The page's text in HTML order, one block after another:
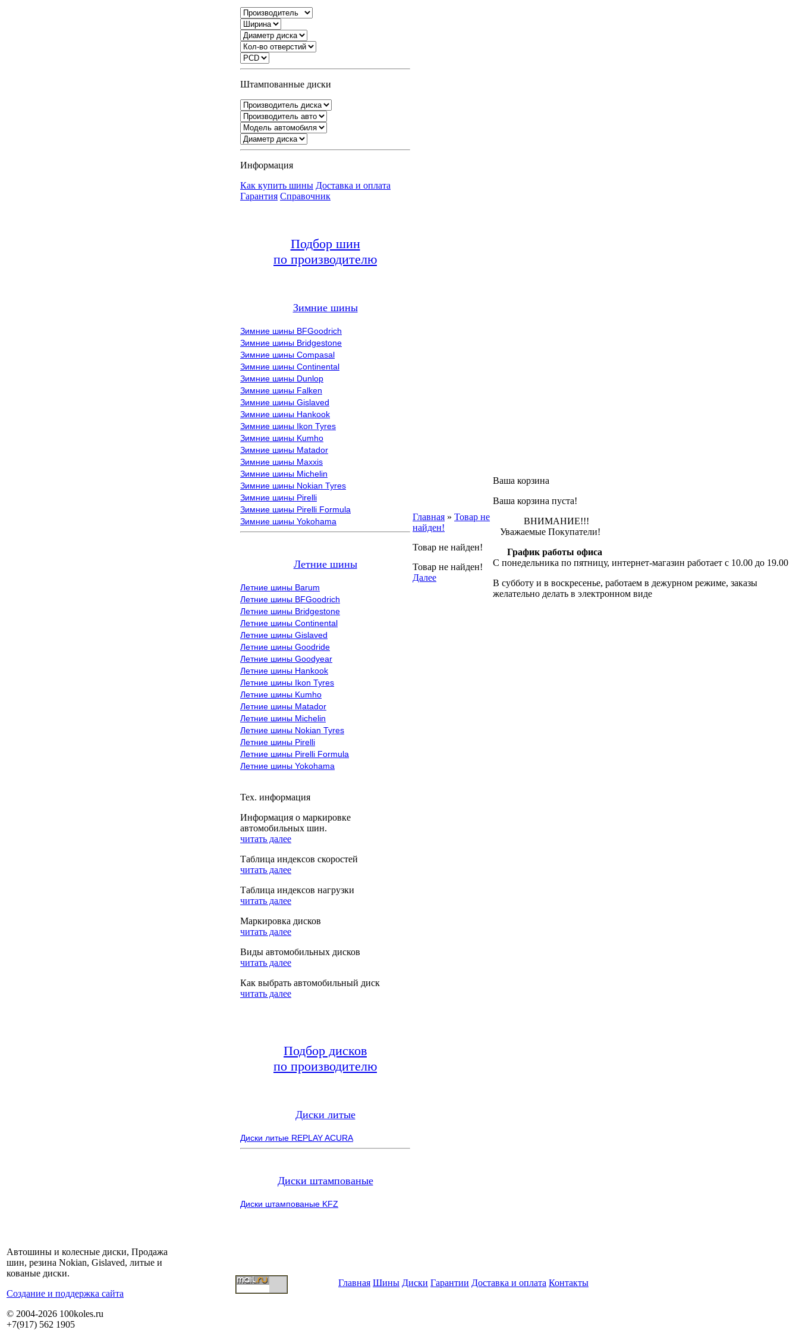
Штампованные диски
Информация
Как купить шины Доставка и оплата
Гарантия Справочник
Подбор шин
по производителю
Зимние шины
Зимние шины BFGoodrich
Зимние шины Bridgestone
Зимние шины Compasal
Зимние шины Continental
Зимние шины Dunlop
Зимние шины Falken
Зимние шины Gislaved
Зимние шины Hankook
Зимние шины Ikon Tyres
Зимние шины Kumho
Зимние шины Matador
Зимние шины Maxxis
Зимние шины Michelin
Зимние шины Nokian Tyres
Зимние шины Pirelli
Зимние шины Pirelli Formula
Зимние шины Yokohama
Летние шины
Летние шины Barum
Летние шины BFGoodrich
Летние шины Bridgestone
Летние шины Continental
Летние шины Gislaved
Летние шины Goodride
Летние шины Goodyear
Летние шины Hankook
Летние шины Ikon Tyres
Летние шины Kumho
Летние шины Matador
Летние шины Michelin
Летние шины Nokian Tyres
Летние шины Pirelli
Летние шины Pirelli Formula
Летние шины Yokohama
Тех. информация
Информация о маркировке
автомобильных шин.
читать далее
Таблица индексов скоростей
читать далее
Таблица индексов нагрузки
читать далее
Маркировка дисков
читать далее
Виды автомобильных дисков
читать далее
Как выбрать автомобильный диск
читать далее
Подбор дисков
по производителю
Диски литые
Диски литые REPLAY ACURA
Диски штампованые
Диски штампованые KFZ
Главная » Товар не
найден!
Товар не найден!
Товар не найден!
Далее
Ваша корзина
Ваша корзина пуста!
ВНИМАНИЕ!!!
Уважаемые Покупатели!
График работы офиса
С понедельника по пятницу, интернет-магазин работает с 10.00 до 19.00
В субботу и в воскресенье, работаем в дежурном режиме, заказы
желательно делать в электронном виде
Автошины и колесные диски, Продажа
шин, резина Nokian, Gislaved, литые и
кованые диски.
Cоздание и поддержка сайта
© 2004-2026 100koles.ru
+7(917) 562 1905
Главная Шины Диски Гарантии Доставка и оплата Контакты